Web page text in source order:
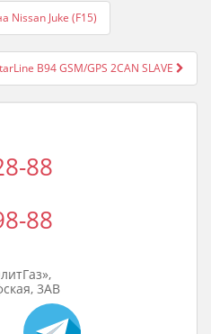
Nissan Juke (F15)
B94 GSM/GPS 2CAN SLAVE
88
88
3АВ